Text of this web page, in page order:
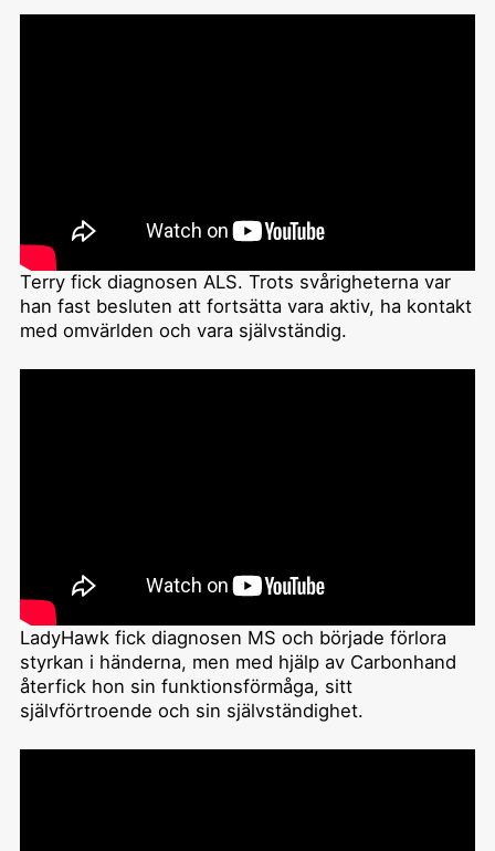
Terry fick diagnosen ALS. Trots svårigheterna var
han fast besluten att fortsätta vara aktiv, ha kontakt
med omvärlden och vara självständig.
LadyHawk fick diagnosen MS och började förlora
styrkan i händerna, men med hjälp av Carbonhand
återfick hon sin funktionsförmåga, sitt
självförtroende och sin självständighet.